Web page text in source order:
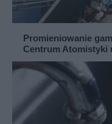
Promieniowanie
Centrum Atomistyki